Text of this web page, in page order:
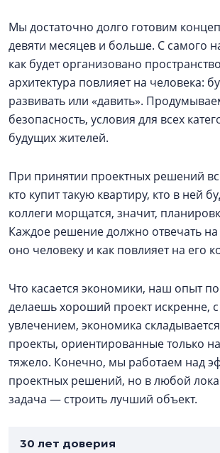
Мы достаточно долго готовим
девяти месяцев и больше. С самого
как будет организовано
архитектура повлияет на человека:
развивать или «давить».
безопасность, условия для всех
будущих жителей.
При принятии проектных решений
кто купит такую квартиру, кто в ней
коллеги морщатся, значит,
Каждое решение должно отвечать
оно человеку и как повлияет на его
Что касается экономики, наш опыт
делаешь хороший проект искренне,
увлечением, экономика
проекты, ориентированные только
тяжело. Конечно, мы работаем над
проектных решений, но в любой
задача — строить лучший объект.
30 лет доверия